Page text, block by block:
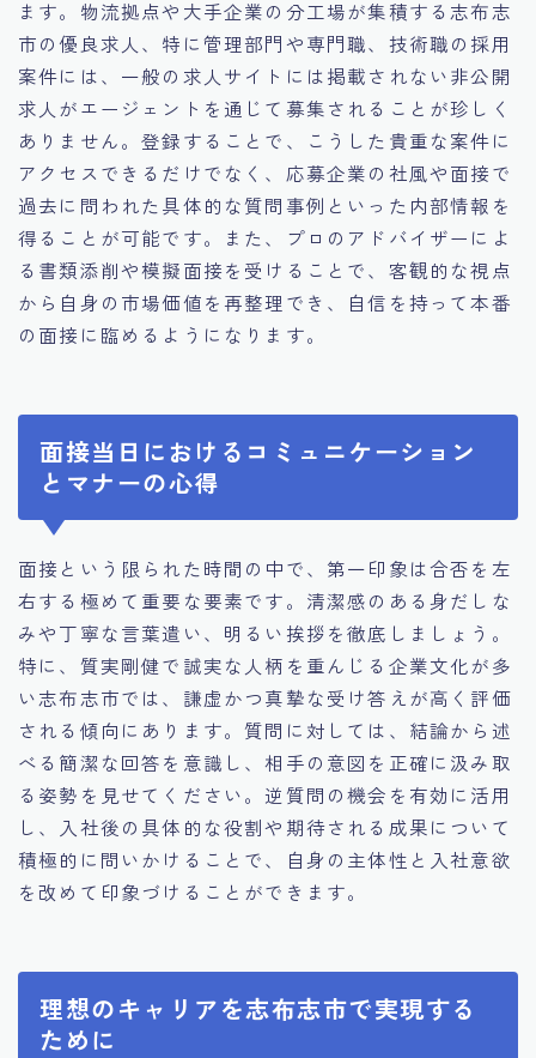
ます。物流拠点や大手企業の分工場が集積する志布志
市の優良求人、特に管理部門や専門職、技術職の採用
案件には、一般の求人サイトには掲載されない非公開
求人がエージェントを通じて募集されることが珍しく
ありません。登録することで、こうした貴重な案件に
アクセスできるだけでなく、応募企業の社風や面接で
過去に問われた具体的な質問事例といった内部情報を
得ることが可能です。また、プロのアドバイザーによ
る書類添削や模擬面接を受けることで、客観的な視点
から自身の市場価値を再整理でき、自信を持って本番
の面接に臨めるようになります。
面接当日におけるコミュニケーション
とマナーの心得
面接という限られた時間の中で、第一印象は合否を左
右する極めて重要な要素です。清潔感のある身だしな
みや丁寧な言葉遣い、明るい挨拶を徹底しましょう。
特に、質実剛健で誠実な人柄を重んじる企業文化が多
い志布志市では、謙虚かつ真摯な受け答えが高く評価
される傾向にあります。質問に対しては、結論から述
べる簡潔な回答を意識し、相手の意図を正確に汲み取
る姿勢を見せてください。逆質問の機会を有効に活用
し、入社後の具体的な役割や期待される成果について
積極的に問いかけることで、自身の主体性と入社意欲
を改めて印象づけることができます。
理想のキャリアを志布志市で実現する
ために